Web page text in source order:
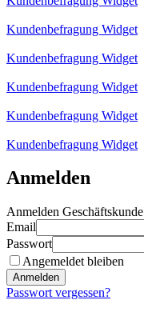
Kundenbefragung Widget
Kundenbefragung Widget
Kundenbefragung Widget
Kundenbefragung Widget
Kundenbefragung Widget
Anmelden
Anmelden Geschäftskunde
Email
Passwort
Angemeldet bleiben
Anmelden
Passwort vergessen?